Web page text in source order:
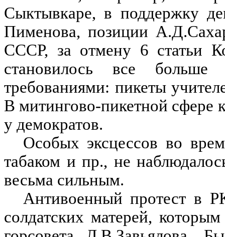
Сыктывкаре, в поддержку
Пименова, позиции
СССР, за отмену 6 статьи
становилось все больше
требованиями: пикеты
В митингово-пикетной сфере
у демократов.
Особых эксцессов во
табаком и пр., не
весьма сильным.
Антивоенный протест в
солдатских матерей,